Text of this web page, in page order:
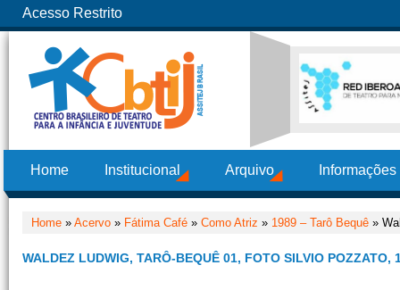
Acesso Restrito
Home Institucional Arquivo
Home » Acervo » Fátima Café » Como Atriz » 1989 – Tarô Bequê »
WALDEZ LUDWIG, TARÔ-BEQUÊ 01, FOTO SILVIO POZZATO,